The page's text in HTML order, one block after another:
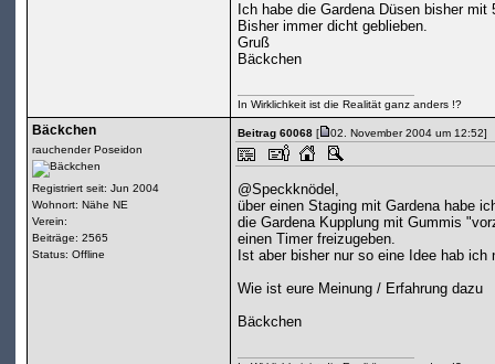
Ich habe die Gardena Düsen bisher
Bisher immer dicht geblieben.
Gruß
Bäckchen
In Wirklichkeit ist die Realität ganz anders !?
Bäckchen
rauchender Poseidon
Registriert seit: Jun 2004
Wohnort: Nähe NE
Verein:
Beiträge: 2565
Status: Offline
Beitrag 60068[ 02. November 2004 um 12:52]
@Speckknödel,
über einen Staging mit Gardena habe
die Gardena Kupplung mit Gummis
einen Timer freizugeben.
Ist aber bisher nur so eine Idee hab
Wie ist eure Meinung / Erfahrung dazu
Bäckchen